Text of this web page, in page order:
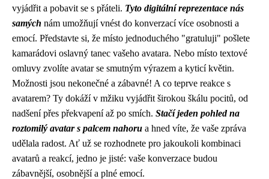
vyjádřit a pobavit se s přáteli. Tyto digitální reprezentace nás
samých nám umožňují vnést do konverzací více osobnosti a
emocí. Představte si, že místo jednoduchého "gratuluji" pošlete
kamarádovi oslavný tanec vašeho avatara. Nebo místo textové
omluvy zvolíte avatar se smutným výrazem a kyticí květin.
Možnosti jsou nekonečné a zábavné! A co teprve reakce s
avatarem? Ty dokáží v mžiku vyjádřit širokou škálu pocitů, od
nadšení přes překvapení až po smích. Stačí jeden pohled na
roztomilý avatar s palcem nahoru a hned víte, že vaše zpráva
udělala radost. Ať už se rozhodnete pro jakoukoli kombinaci
avatarů a reakcí, jedno je jisté: vaše konverzace budou
zábavnější, osobnější a plné emocí.